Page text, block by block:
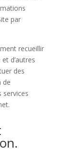
par
recueillir
d’autres
des
de
services